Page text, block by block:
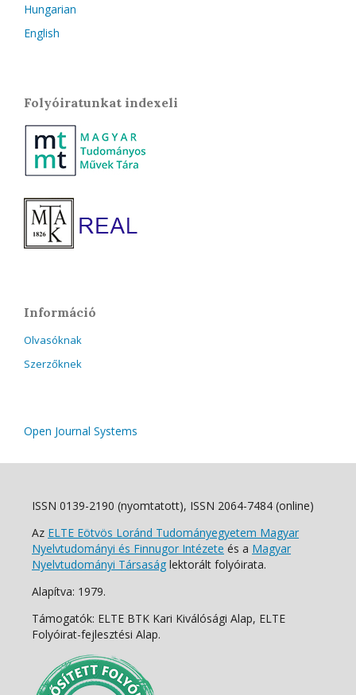
Hungarian
English
Folyóiratunkat indexeli
Információ
Olvasóknak
Szerzőknek
Open Journal Systems
ISSN 0139-2190 (nyomtatott), ISSN 2064-7484 (online)
Az ELTE Eötvös Loránd Tudományegyetem Magyar
Nyelvtudományi és Finnugor Intézete és a Magyar
Nyelvtudományi Társaság lektorált folyóirata.
Alapítva: 1979.
Támogatók: ELTE BTK Kari Kiválósági Alap, ELTE
Folyóirat-fejlesztési Alap.